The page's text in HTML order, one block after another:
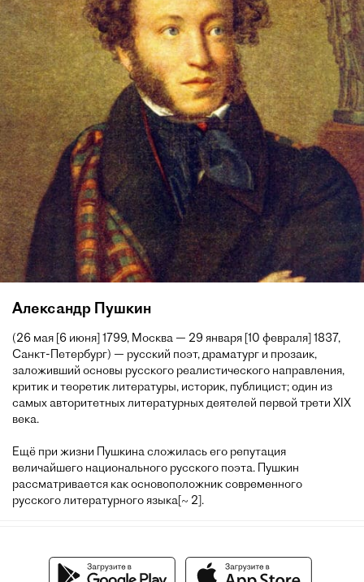
Александр Пушкин
(26 мая [6 июня] 1799, Москва — 29 января [10 февраля] 1837,
Санкт-Петербург) — русский поэт, драматург и прозаик,
заложивший основы русского реалистического направления,
критик и теоретик литературы, историк, публицист; один из
самых авторитетных литературных деятелей первой трети XIX
века.
Ещё при жизни Пушкина сложилась его репутация
величайшего национального русского поэта. Пушкин
рассматривается как основоположник современного
русского литературного языка[~ 2].